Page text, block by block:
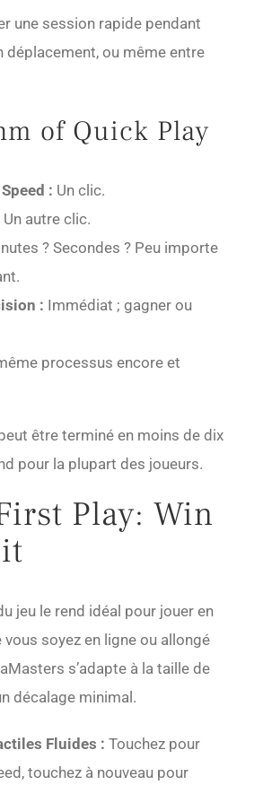
une session rapide pendant
déplacement, ou même entre
of Quick Play
: Un clic.
Un autre clic.
? Secondes ? Peu importe
: Immédiat ; gagner ou
processus encore et
être terminé en moins de dix
pour la plupart des joueurs.
Play: Win
jeu le rend idéal pour jouer en
soyez en ligne ou allongé
s’adapte à la taille de
décalage minimal.
Fluides : Touchez pour
touchez à nouveau pour